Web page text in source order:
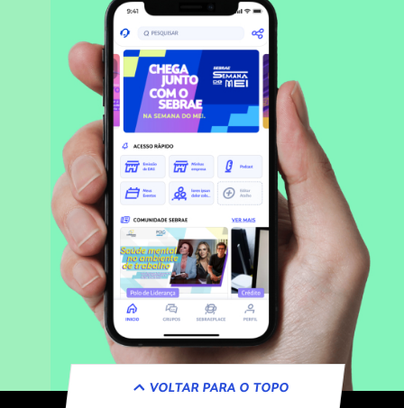
VOLTAR PARA O TOPO